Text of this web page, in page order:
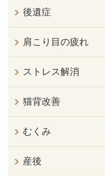
後遺症
肩こり目の疲れ
ストレス解消
猫背改善
むくみ
産後